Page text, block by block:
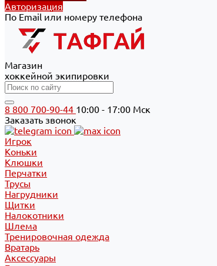
Авторизация
По Email или номеру телефона
Магазин
хоккейной экипировки
8 800 700-90-44 10:00 - 17:00 Мск
Заказать звонок
Игрок
Коньки
Клюшки
Перчатки
Трусы
Нагрудники
Щитки
Налокотники
Шлема
Тренировочная одежда
Вратарь
Аксессуары